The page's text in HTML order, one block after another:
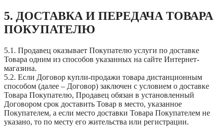
5. ДОСТАВКА И ПЕРЕДАЧА ТОВАРА
ПОКУПАТЕЛЮ
5.1. Продавец оказывает Покупателю услуги по доставке
Товара одним из способов указанных на сайте Интернет-
магазина.
5.2. Если Договор купли-продажи товара дистанционным
способом (далее – Договор) заключен с условием о доставке
Товара Покупателю, Продавец обязан в установленный
Договором срок доставить Товар в место, указанное
Покупателем, а если место доставки Товара Покупателем не
указано, то по месту его жительства или регистрации.